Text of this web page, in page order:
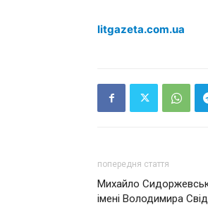
litgazeta.com.ua
попередня стаття
Михайло
імені Володимира